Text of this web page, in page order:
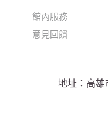
地址：高雄
館內服務
意見回饋